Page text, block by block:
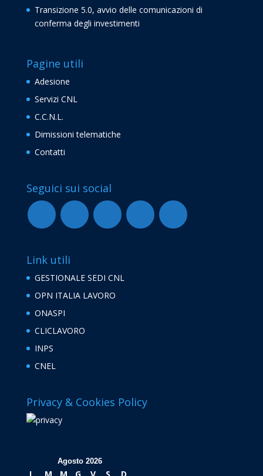
Transizione 5.0, avvio delle comunicazioni di
conferma degli investimenti
Pagine utili
Adesione
Servizi CNL
C.C.N.L.
Dimissioni telematiche
Contatti
Seguici sui social
Link utili
GESTIONALE SEDI CNL
OPN ITALIA LAVORO
ONASPI
CLICLAVORO
INPS
CNEL
Privacy & Cookies Policy
Agosto 2026